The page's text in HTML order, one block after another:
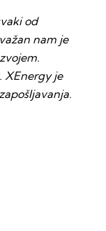
od
nam je
XEnergy je